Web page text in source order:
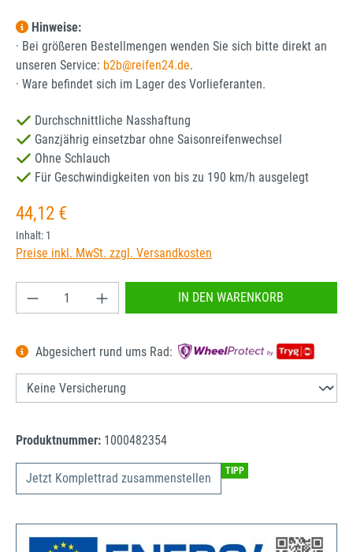
Hinweise:
· Bei größeren Bestellmengen wenden Sie sich bitte direkt an
unseren Service: b2b@reifen24.de.
· Ware befindet sich im Lager des Vorlieferanten.
Durchschnittliche Nasshaftung
Ganzjährig einsetzbar ohne Saisonreifenwechsel
Ohne Schlauch
Für Geschwindigkeiten von bis zu 190 km/h ausgelegt
Regulärer Preis:
44,12 €
Inhalt: 1
Preise inkl. MwSt. zzgl. Versandkosten
Produkt Anzahl: Gib den gewünschten Wert
IN DEN WARENKORB
Abgesichert rund ums Rad:
Produktnummer: 1000482354
Jetzt Komplettrad zusammenstellen TIPP